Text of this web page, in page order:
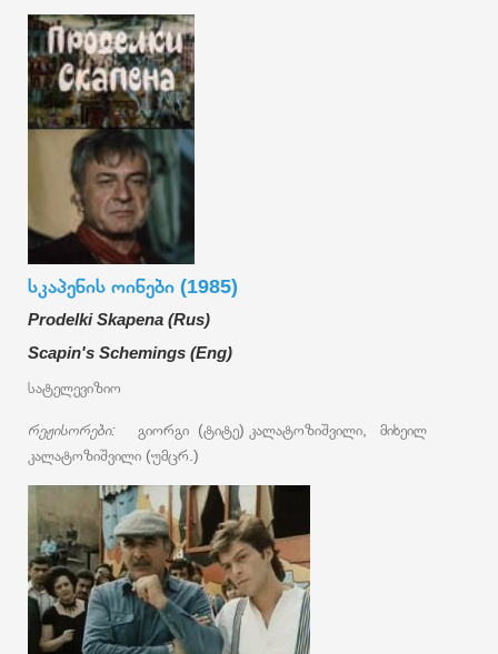
სკაპენის ოინები (1985)
Prodelki Skapena (Rus)
Scapin's Schemings (Eng)
სატელევიზიო
რეჟისორები: გიორგი (ტიტე) კალატოზიშვილი, მიხეილ
კალატოზიშვილი (უმცრ.)